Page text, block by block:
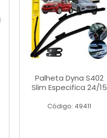
Palheta Dyna S402
Slim Especifica 24/15
Código: 49411